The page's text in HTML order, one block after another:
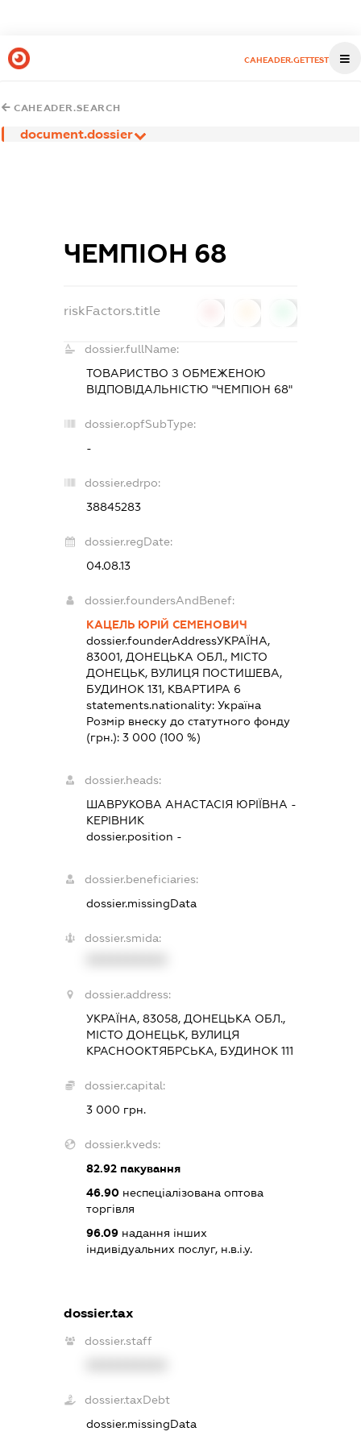
CAHEADER.GETTEST
CAHEADER.SEARCH
document.dossier
ЧЕМПІОН 68
riskFactors.title
dossier.fullName:
ТОВАРИСТВО З ОБМЕЖЕНОЮ
ВІДПОВІДАЛЬНІСТЮ "ЧЕМПІОН 68"
dossier.opfSubType:
-
dossier.edrpo:
38845283
dossier.regDate:
04.08.13
dossier.foundersAndBenef:
КАЦЕЛЬ ЮРІЙ СЕМЕНОВИЧ
dossier.founderAddressУКРАЇНА,
83001, ДОНЕЦЬКА ОБЛ., МІСТО
ДОНЕЦЬК, ВУЛИЦЯ ПОСТИШЕВА,
БУДИНОК 131, КВАРТИРА 6
statements.nationality:Україна
Розмір внеску до статутного фонду
(грн.):3 000 (100 %)
dossier.heads:
ШАВРУКОВА АНАСТАСІЯ ЮРІЇВНА -
КЕРІВНИК
dossier.position -
dossier.beneficiaries:
dossier.missingData
dossier.smida:
dossier.address:
УКРАЇНА, 83058, ДОНЕЦЬКА ОБЛ.,
МІСТО ДОНЕЦЬК, ВУЛИЦЯ
КРАСНООКТЯБРСЬКА, БУДИНОК 111
dossier.capital:
3 000 грн.
dossier.kveds:
82.92 пакування
46.90 неспеціалізована оптова
торгівля
96.09 надання інших
індивідуальних послуг, н.в.і.у.
dossier.tax
dossier.staff
dossier.taxDebt
dossier.missingData